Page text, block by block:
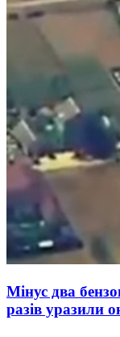
Мінус два
разів уразили